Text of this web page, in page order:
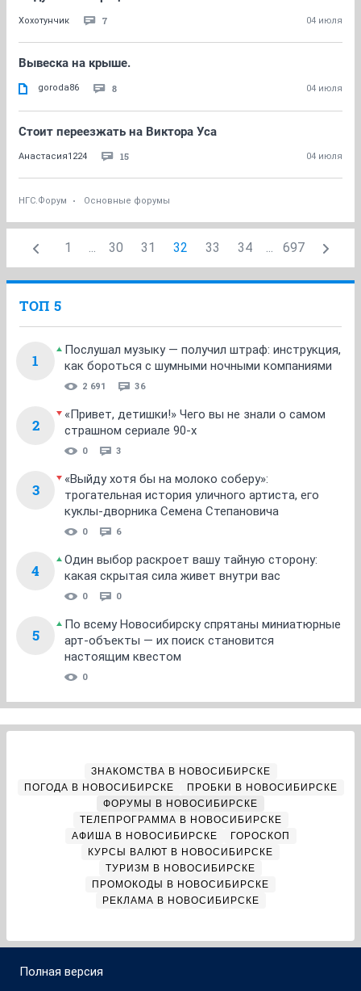
Хохотунчик 7 04 июля
Вывеска на крыше.
goroda86 8 04 июля
Стоит переезжать на Виктора Уса
Анастасия1224 15 04 июля
НГС.Форум Основные форумы
1 ... 30 31 32 33 34 ... 697
ТОП 5
1
Послушал музыку — получил штраф: инструкция,
как бороться с шумными ночными компаниями
2 691 36
2
«Привет, детишки!» Чего вы не знали о самом
страшном сериале 90-х
0 3
3
«Выйду хотя бы на молоко соберу»:
трогательная история уличного артиста, его
куклы-дворника Семена Степановича
0 6
4
Один выбор раскроет вашу тайную сторону:
какая скрытая сила живет внутри вас
0 0
5
По всему Новосибирску спрятаны миниатюрные
арт-объекты — их поиск становится
настоящим квестом
0
ЗНАКОМСТВА В НОВОСИБИРСКЕ
ПОГОДА В НОВОСИБИРСКЕ
ПРОБКИ В НОВОСИБИРСКЕ
ФОРУМЫ В НОВОСИБИРСКЕ
ТЕЛЕПРОГРАММА В НОВОСИБИРСКЕ
АФИША В НОВОСИБИРСКЕ
ГОРОСКОП
КУРСЫ ВАЛЮТ В НОВОСИБИРСКЕ
ТУРИЗМ В НОВОСИБИРСКЕ
ПРОМОКОДЫ В НОВОСИБИРСКЕ
РЕКЛАМА В НОВОСИБИРСКЕ
Полная версия